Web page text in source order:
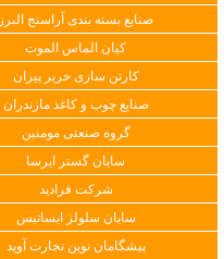
صنایع بسته بندی آراسنج البرز
کیان الماس الموت
کارتن سازی حریر پیران
صنایع چوب و کاغذ مازندران
گروه صنعتی مومنین
سایان گستر ایرسا
شرکت فرادید
سایان سلولز ایساتیس
پیشگامان نوین تجارت آوید